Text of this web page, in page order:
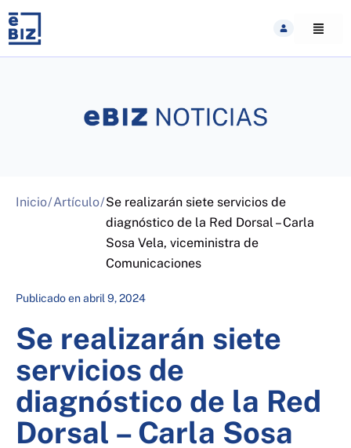
content
Inicio/Artículo/Se realizarán siete servicios de
diagnóstico de la Red Dorsal – Carla
Sosa Vela, viceministra de
Comunicaciones
Publicado enabril 9, 2024
Se realizarán siete
servicios de
diagnóstico de la Red
Dorsal – Carla Sosa